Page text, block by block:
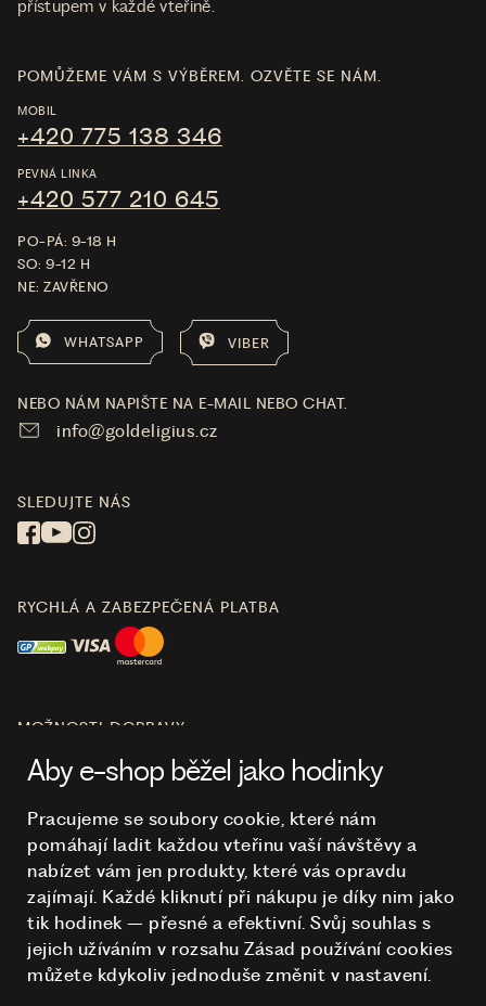
přístupem v každé vteřině.
O NÁKUPU
HODINKY
POMŮŽEME VÁM S VÝBĚREM. OZVĚTE SE NÁM.
MOBIL
+420 775 138 346
PEVNÁ LINKA
+420 577 210 645
PO-PÁ: 9-18 H
SO: 9-12 H
NE: ZAVŘENO
WHATSAPP VIBER
NEBO NÁM NAPIŠTE NA E-MAIL NEBO CHAT.
info@goldeligius.cz
SLEDUJTE NÁS
RYCHLÁ A ZABEZPEČENÁ PLATBA
MOŽNOSTI DOPRAVY
Aby e-shop běžel jako hodinky
Pracujeme se soubory cookie, které nám
pomáhají ladit každou vteřinu vaší návštěvy a
nabízet vám jen produkty, které vás opravdu
zajímají. Každé kliknutí při nákupu je díky nim jako
tik hodinek – přesné a efektivní. Svůj souhlas s
jejich užíváním v rozsahu Zásad používání cookies
můžete kdykoliv jednoduše změnit v nastavení.